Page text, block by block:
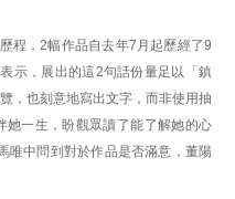
程，2幅作品自去年7月起歷經了9
示，展出的這2句話份量足以「鎮
，也刻意地寫出文字，而非使用抽
她一生，盼觀眾讀了能了解她的心
唯中問到對於作品是否滿意，董陽